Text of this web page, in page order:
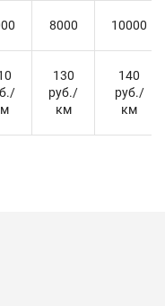
8000 10000
130
руб./
км
140
руб./
км